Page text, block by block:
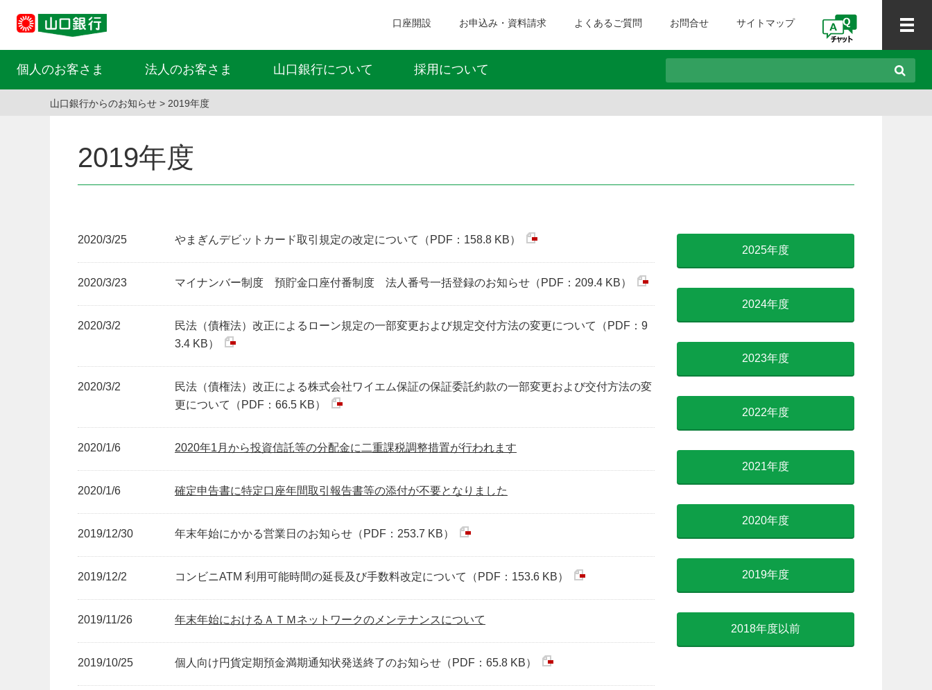
口座開設 お申込み・資料請求 よくあるご質問 お問合せ サイトマップ
個人のお客さま 法人のお客さま 山口銀行について 採用について
山口銀行からのお知らせ 2019年度
2019年度
2020/3/25 やまぎんデビットカード取引規定の改定について（PDF：158.8 KB）
2020/3/23 マイナンバー制度 預貯金口座付番制度 法人番号一括登録のお知らせ（PDF：209.4 KB）
2020/3/2
民法（債権法）改正によるローン規定の一部変更および規定交付方法の変更について（PDF：9
3.4 KB）
2020/3/2
民法（債権法）改正による株式会社ワイエム保証の保証委託約款の一部変更および交付方法の変
更について（PDF：66.5 KB）
2020/1/6 2020年1月から投資信託等の分配金に二重課税調整措置が行われます
2020/1/6 確定申告書に特定口座年間取引報告書等の添付が不要となりました
2019/12/30 年末年始にかかる営業日のお知らせ（PDF：253.7 KB）
2019/12/2 コンビニATM 利用可能時間の延長及び手数料改定について（PDF：153.6 KB）
2019/11/26 年末年始におけるＡＴＭネットワークのメンテナンスについて
2019/10/25 個人向け円貨定期預金満期通知状発送終了のお知らせ（PDF：65.8 KB）
2025年度
2024年度
2023年度
2022年度
2021年度
2020年度
2019年度
2018年度以前